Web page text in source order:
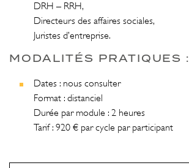
DRH – RRH,
Directeurs des affaires sociales,
Juristes d’entreprise.
MODALITÉS PRATIQUES :
Dates : nous consulter
Format : distanciel
Durée par module : 2 heures
Tarif : 920 € par cycle par participant